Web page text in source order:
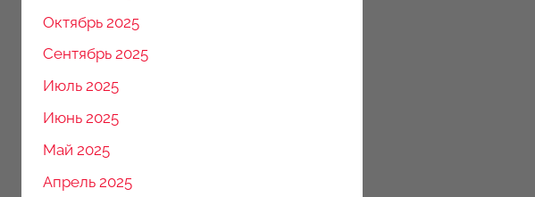
Октябрь 2025
Сентябрь 2025
Июль 2025
Июнь 2025
Май 2025
Апрель 2025